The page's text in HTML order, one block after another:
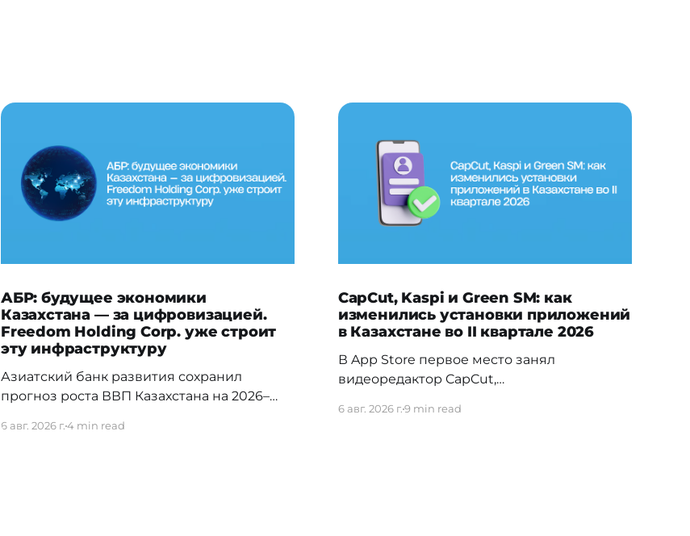
АБР: будущее экономики
Казахстана — за цифровизацией.
Freedom Holding Corp. уже строит
эту инфраструктуру
Азиатский банк развития сохранил
прогноз роста ВВП Казахстана на 2026–
перспективе ключевыми драйверами
6 авг. 2026 г.4 min read
CapCut, Kaspi и Green SM: как
изменились установки приложений
в Казахстане во II квартале 2026
В App Store первое место занял
видеоредактор CapCut,
первого квартала. На Android заметно
6 авг. 2026 г.9 min read